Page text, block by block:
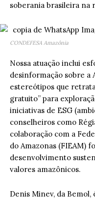
soberania brasileira na
CONDEFESA Amazônia
Nossa atuação inclui
desinformação sobre a
estereótipos que
gratuito” para
iniciativas de ESG
conselheiros como
colaboração com a
do Amazonas (FIEAM)
desenvolvimento
valores amazônicos.
Denis Minev, da